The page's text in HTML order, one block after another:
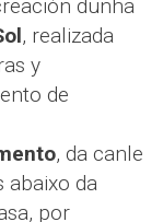
dunha
, realizada
y
de
, da canle
abaixo da
por